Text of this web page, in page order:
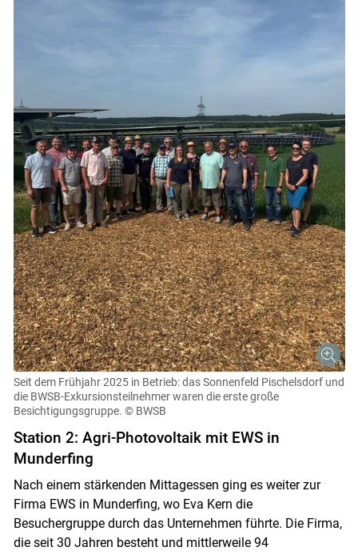
Seit dem Frühjahr 2025 in Betrieb: das Sonnenfeld Pischelsdorf und
die BWSB-Exkursionsteilnehmer waren die erste große
Besichtigungsgruppe. © BWSB
Station 2: Agri-Photovoltaik mit EWS in
Munderfing
Nach einem stärkenden Mittagessen ging es weiter zur
Firma EWS in Munderfing, wo Eva Kern die
Besuchergruppe durch das Unternehmen führte. Die Firma,
die seit 30 Jahren besteht und mittlerweile 94